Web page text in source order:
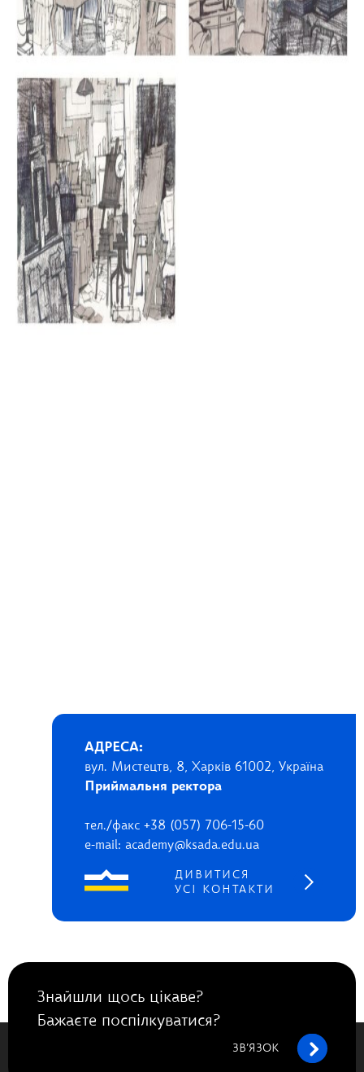
АДРЕСА:
вул. Мистецтв, 8, Харків 61002, Україна
Приймальня ректора
тел./факс +38 (057) 706-15-60
e-mail: academy@ksada.edu.ua
ДИВИТИСЯ
УСІ КОНТАКТИ
Знайшли щось цікаве?
Бажаєте поспілкуватися?
ЗВ’ЯЗОК